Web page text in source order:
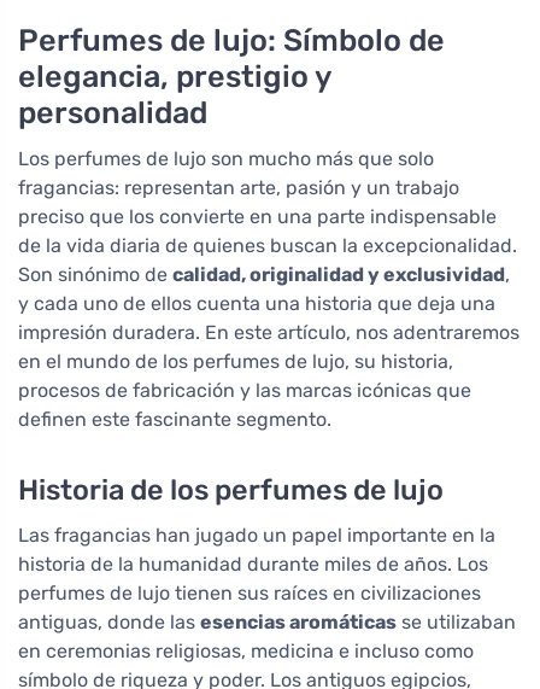
Perfumes de lujo: Símbolo de
elegancia, prestigio y
personalidad
Los perfumes de lujo son mucho más que solo
fragancias: representan arte, pasión y un trabajo
preciso que los convierte en una parte indispensable
de la vida diaria de quienes buscan la excepcionalidad.
Son sinónimo de calidad, originalidad y exclusividad,
y cada uno de ellos cuenta una historia que deja una
impresión duradera. En este artículo, nos adentraremos
en el mundo de los perfumes de lujo, su historia,
procesos de fabricación y las marcas icónicas que
definen este fascinante segmento.
Historia de los perfumes de lujo
Las fragancias han jugado un papel importante en la
historia de la humanidad durante miles de años. Los
perfumes de lujo tienen sus raíces en civilizaciones
antiguas, donde las esencias aromáticas se utilizaban
en ceremonias religiosas, medicina e incluso como
símbolo de riqueza y poder. Los antiguos egipcios,